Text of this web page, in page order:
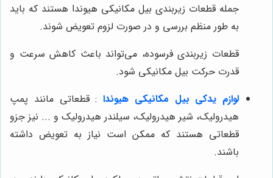
جمله قطعات زیربندی بیل مکانیکی هیوندا هستند که باید
به طور منظم بررسی و در صورت لزوم تعویض شوند.
قطعات زیربندی فرسوده، می‌تواند باعث کاهش سرعت و
قدرت حرکت بیل مکانیکی شود.
لوازم یدکی بیل مکانیکی هیوندا : قطعاتی مانند پمپ
هیدرولیک، شیر هیدرولیک، سیلندر هیدرولیک و ... نیز جزو
قطعاتی هستند که ممکن است نیاز به تعویض داشته
باشند.